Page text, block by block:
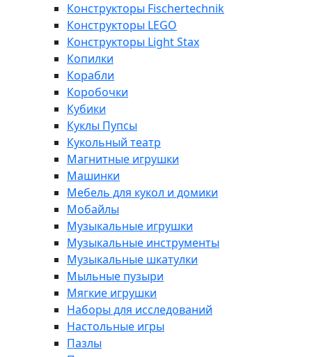
Конструкторы Fisсhertechnik
Конструкторы LEGO
Конструкторы Light Stax
Копилки
Корабли
Коробочки
Кубики
Куклы Пупсы
Кукольный театр
Магнитные игрушки
Машинки
Мебель для кукол и домики
Мобайлы
Музыкальные игрушки
Музыкальные инструменты
Музыкальные шкатулки
Мыльные пузыри
Мягкие игрушки
Наборы для исследований
Настольные игры
Пазлы